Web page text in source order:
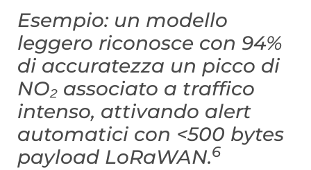
Esempio: un modello
leggero riconosce con 94%
di accuratezza un picco di
NO₂ associato a traffico
intenso, attivando alert
automatici con <500 bytes
payload LoRaWAN.6